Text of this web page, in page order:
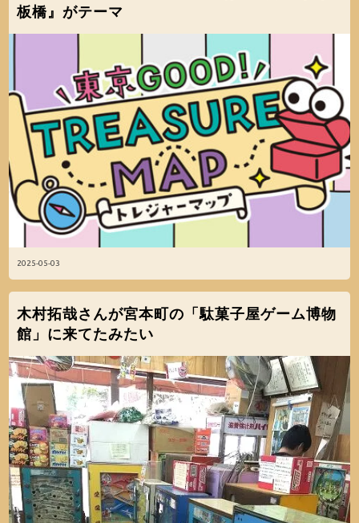
2025-05-03
板橋』がテーマ
木村拓哉さんが宮本町の「駄菓子屋ゲーム博物
館」に来てたみたい